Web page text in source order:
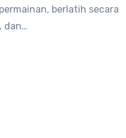
berlatih secara
dan…